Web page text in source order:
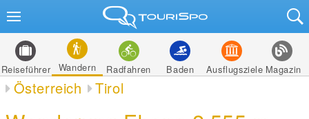
Reiseführer Wandern Radfahren Baden Ausflugsziele Magazin
Österreich Tirol